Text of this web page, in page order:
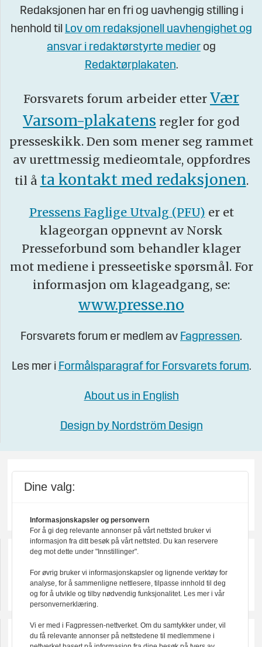
Redaksjonen har en fri og uavhengig stilling i
henhold til Lov om redaksjonell uavhengighet og
ansvar i redaktørstyrte medier og
Redaktørplakaten.
Forsvarets forum arbeider etter Vær
Varsom-plakatens regler for god
presseskikk. Den som mener seg rammet
av urettmessig medieomtale, oppfordres
til å ta kontakt med redaksjonen.
Pressens Faglige Utvalg (PFU) er et
klageorgan oppnevnt av Norsk
Presseforbund som behandler klager
mot mediene i presseetiske spørsmål. For
informasjon om klageadgang, se:
www.presse.no
Forsvarets forum er medlem av Fagpressen.
Les mer i Formålsparagraf for Forsvarets forum.
About us in English
Design by Nordström Design
Dine valg:
Informasjonskapsler og personvern
For å gi deg relevante annonser på vårt nettsted bruker vi
informasjon fra ditt besøk på vårt nettsted. Du kan reservere
deg mot dette under "Innstillinger".
For øvrig bruker vi informasjonskapsler og lignende verktøy for
analyse, for å sammenligne nettlesere, tilpasse innhold til deg
og for å utvikle og tilby nødvendig funksjonalitet. Les mer i vår
personvernerklæring.
Vi er med i Fagpressen-nettverket. Om du samtykker under, vil
du få relevante annonser på nettstedene til medlemmene i